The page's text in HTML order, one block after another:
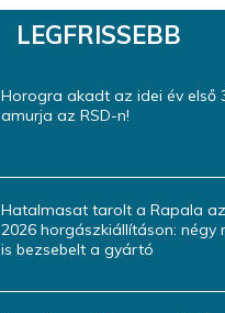
LEGFRISSEBB
Horogra akadt az idei év első
amurja az RSD-n!
Hatalmasat tarolt a Rapala
2026 horgászkiállításon: négy
is bezsebelt a gyártó